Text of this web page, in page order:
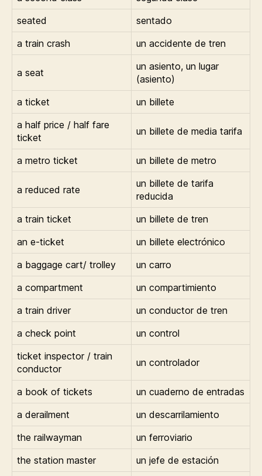
seated
sentado
a train crash
un accidente de tren
a seat
un asiento, un lugar
(asiento)
a ticket
un billete
a half price / half fare
ticket
un billete de media tarifa
a metro ticket un billete de metro
a reduced rate
un billete de tarifa
reducida
a train ticket
un billete de tren
an e-ticket
un billete electrónico
a baggage cart/ trolley
un carro
a compartment
un compartimiento
a train driver
un conductor de tren
a check point
un control
ticket inspector / train
conductor
un controlador
a book of tickets
un cuaderno de entradas
a derailment
un descarrilamiento
the railwayman
un ferroviario
the station master
un jefe de estación